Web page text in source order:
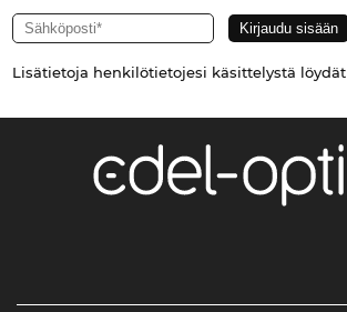
Lisätietoja henkilötietojesi käsittelystä löydät